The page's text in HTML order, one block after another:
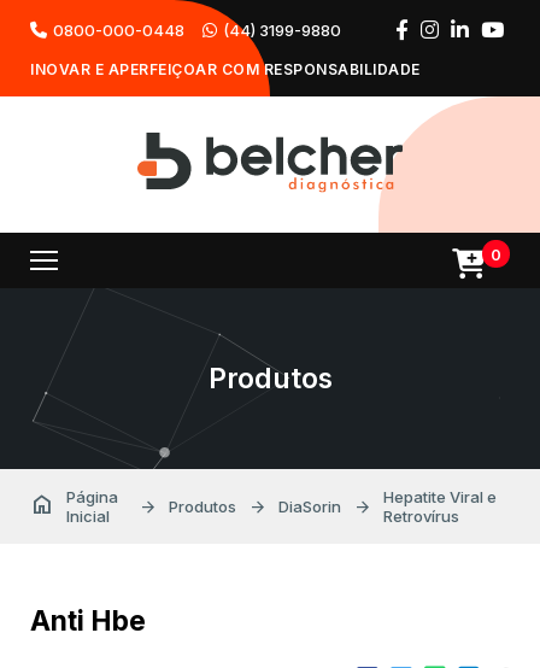
0800-000-0448 (44) 3199-9880
INOVAR E APERFEIÇOAR COM RESPONSABILIDADE
0
Produtos
home
Página
Inicial
arrow_forward Produtos arrow_forward DiaSorin arrow_forward
Hepatite Viral e
Retrovírus
Anti Hbe